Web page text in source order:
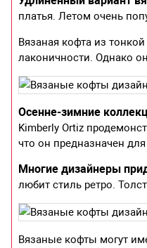
платья. Летом очень
Вязаная кофта из
лаконичности. Однако
Осенне-зимние
Kimberly Ortiz
что он предназначен
Многие дизайнеры
любит стиль ретро.
Вязаные кофты могут